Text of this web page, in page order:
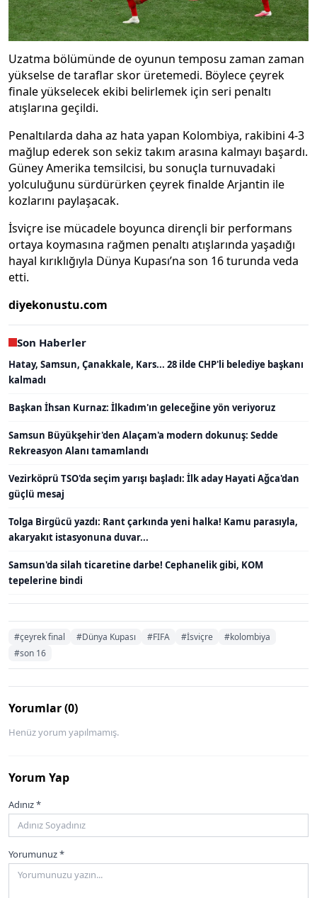
Uzatma bölümünde de oyunun temposu zaman zaman
yükselse de taraflar skor üretemedi. Böylece çeyrek
finale yükselecek ekibi belirlemek için seri penaltı
atışlarına geçildi.
Penaltılarda daha az hata yapan Kolombiya, rakibini 4-3
mağlup ederek son sekiz takım arasına kalmayı başardı.
Güney Amerika temsilcisi, bu sonuçla turnuvadaki
yolculuğunu sürdürürken çeyrek finalde Arjantin ile
kozlarını paylaşacak.
İsviçre ise mücadele boyunca dirençli bir performans
ortaya koymasına rağmen penaltı atışlarında yaşadığı
hayal kırıklığıyla Dünya Kupası’na son 16 turunda veda
etti.
diyekonustu.com
Son Haberler
Hatay, Samsun, Çanakkale, Kars... 28 ilde CHP'li belediye başkanı
kalmadı
Başkan İhsan Kurnaz: İlkadım'ın geleceğine yön veriyoruz
Samsun Büyükşehir'den Alaçam'a modern dokunuş: Sedde
Rekreasyon Alanı tamamlandı
Vezirköprü TSO'da seçim yarışı başladı: İlk aday Hayati Ağca'dan
güçlü mesaj
Tolga Birgücü yazdı: Rant çarkında yeni halka! Kamu parasıyla,
akaryakıt istasyonuna duvar...
Samsun'da silah ticaretine darbe! Cephanelik gibi, KOM
tepelerine bindi
#çeyrek final #Dünya Kupası #FIFA #İsviçre
#kolombiya
#son 16
Yorumlar (0)
Henüz yorum yapılmamış.
Yorum Yap
Adınız *
Yorumunuz *